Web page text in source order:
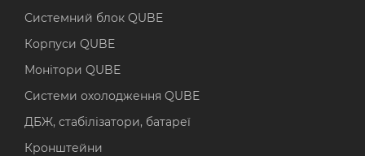
Системний блок QUBE
Корпуси QUBE
Монітори QUBE
Системи охолодження QUBE
ДБЖ, стабілізатори, батареї
Кронштейни